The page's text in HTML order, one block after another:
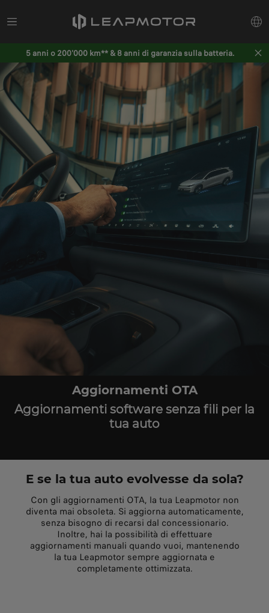
5 anni o 200'000 km** & 8 anni di garanzia sulla batteria.
Aggiornamenti OTA
Aggiornamenti software senza fili per la
tua auto
E se la tua auto evolvesse da sola?
Con gli aggiornamenti OTA, la tua Leapmotor non
diventa mai obsoleta. Si aggiorna automaticamente,
senza bisogno di recarsi dal concessionario.
Inoltre, hai la possibilità di effettuare
aggiornamenti manuali quando vuoi, mantenendo
la tua Leapmotor sempre aggiornata e
completamente ottimizzata.